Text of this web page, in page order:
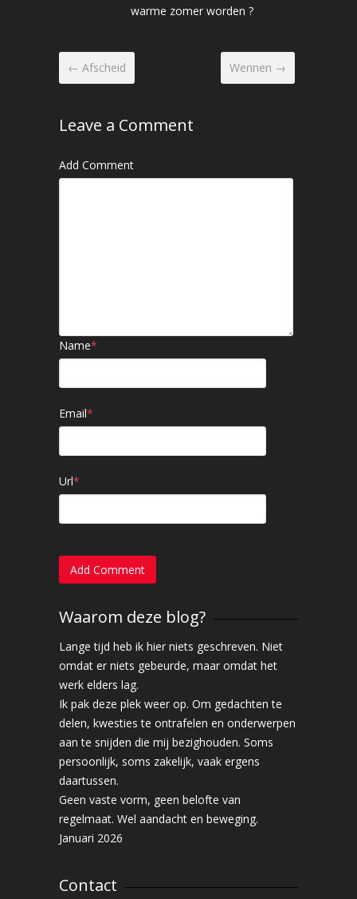
warme zomer worden ?
← Afscheid Wennen →
Leave a Comment
Add Comment
Name*
Email*
Url*
Waarom deze blog?
Lange tijd heb ik hier niets geschreven. Niet
omdat er niets gebeurde, maar omdat het
werk elders lag.
Ik pak deze plek weer op. Om gedachten te
delen, kwesties te ontrafelen en onderwerpen
aan te snijden die mij bezighouden. Soms
persoonlijk, soms zakelijk, vaak ergens
daartussen.
Geen vaste vorm, geen belofte van
regelmaat. Wel aandacht en beweging.
Januari 2026
Contact